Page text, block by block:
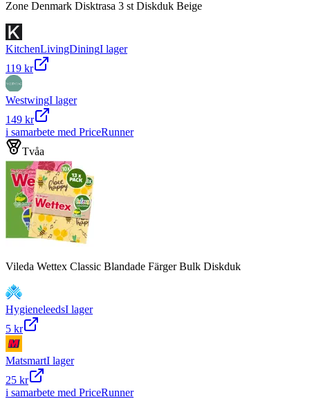
Zone Denmark Disktrasa 3 st Diskduk Beige
KitchenLivingDiningI lager
119 kr
WestwingI lager
149 kr
i samarbete med PriceRunner
Tvåa
Vileda Wettex Classic Blandade Färger Bulk Diskduk
HygieneleedsI lager
5 kr
MatsmartI lager
25 kr
i samarbete med PriceRunner